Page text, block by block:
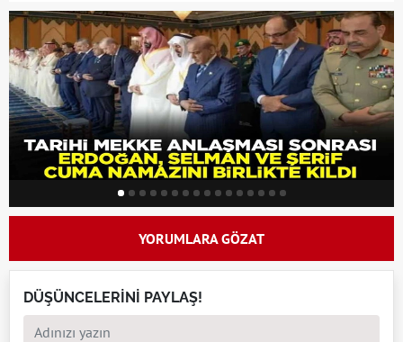
YORUMLARA GÖZAT
DÜŞÜNCELERİNİ PAYLAŞ!